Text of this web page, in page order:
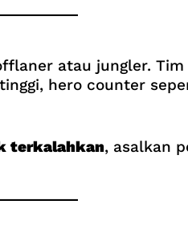
atau jungler.
hero counter
terkalahkan, asalkan